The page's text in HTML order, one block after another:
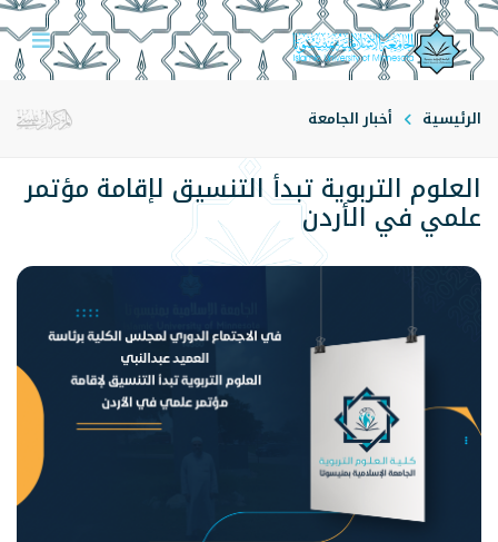
الرئيسية أخبار الجامعة
العلوم التربوية تبدأ التنسيق لإقامة مؤتمر
علمي في الأردن